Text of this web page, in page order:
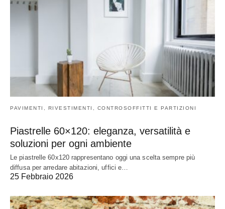
PAVIMENTI, RIVESTIMENTI, CONTROSOFFITTI E PARTIZIONI
Piastrelle 60×120: eleganza, versatilità e
soluzioni per ogni ambiente
Le piastrelle 60x120 rappresentano oggi una scelta sempre più
diffusa per arredare abitazioni, uffici e…
25 Febbraio 2026